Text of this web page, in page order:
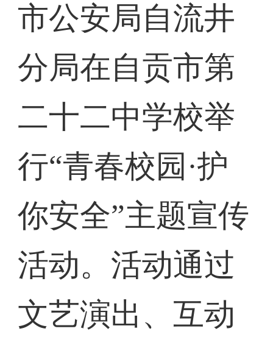
市公安局自流井
分局在自贡市第
二十二中学校举
行“青春校园·护
你安全”主题宣传
活动。活动通过
文艺演出、互动